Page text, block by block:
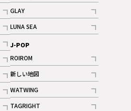
記事
GLAY
記事
LUNA SEA
記事
J-POP
ROIROM
記事
新しい地図
記事
WATWING
記事
TAGRIGHT